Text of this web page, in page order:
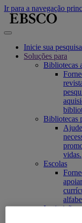
Ir para a navegação
Inicie sua pesquisa
Soluções para
Bibliotecas
Bibliotecas
vidas.
Escolas
Instituições